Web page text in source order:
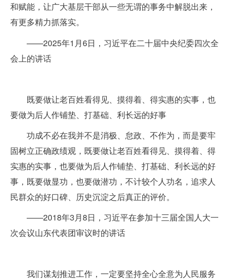
和赋能，让广大基层干部从一些无谓的事务中解脱出来，
有更多精力抓落实。
——2025年1月6日，习近平在二十届中央纪委四次全
会上的讲话
既要做让老百姓看得见、摸得着、得实惠的实事，也
要做为后人作铺垫、打基础、利长远的好事
功成不必在我并不是消极、怠政、不作为，而是要牢
固树立正确政绩观，既要做让老百姓看得见、摸得着、得
实惠的实事，也要做为后人作铺垫、打基础、利长远的好
事，既要做显功，也要做潜功，不计较个人功名，追求人
民群众的好口碑、历史沉淀之后真正的评价。
——2018年3月8日，习近平在参加十三届全国人大一
次会议山东代表团审议时的讲话
我们谋划推进工作，一定要坚持全心全意为人民服务